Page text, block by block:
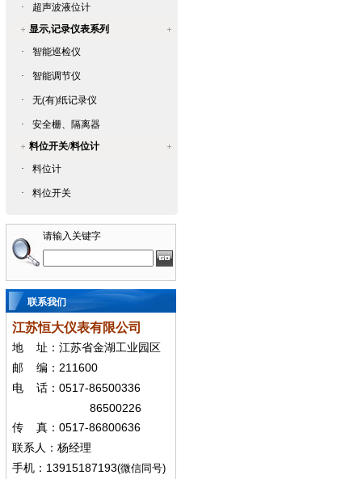
·
超声波液位计
显示,记录仪表系列
·
智能巡检仪
· 智能调节仪
· 无(有)纸记录仪
·
安全栅、隔离器
料位开关/料位计
·
料位计
· 料位开关
请输入关键字
联系我们
江苏恒大仪表有限公司
地
址：江苏省金湖工业园区
邮
编： 211600
电 话： 0517-86500336
86500226
传 真： 0517-86800636
联系人：杨经理
手机 ： 13915187193(微信同号)